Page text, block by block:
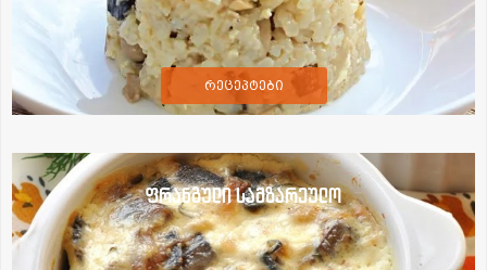
რეცეპტები
ფრანგული სამზარეულო